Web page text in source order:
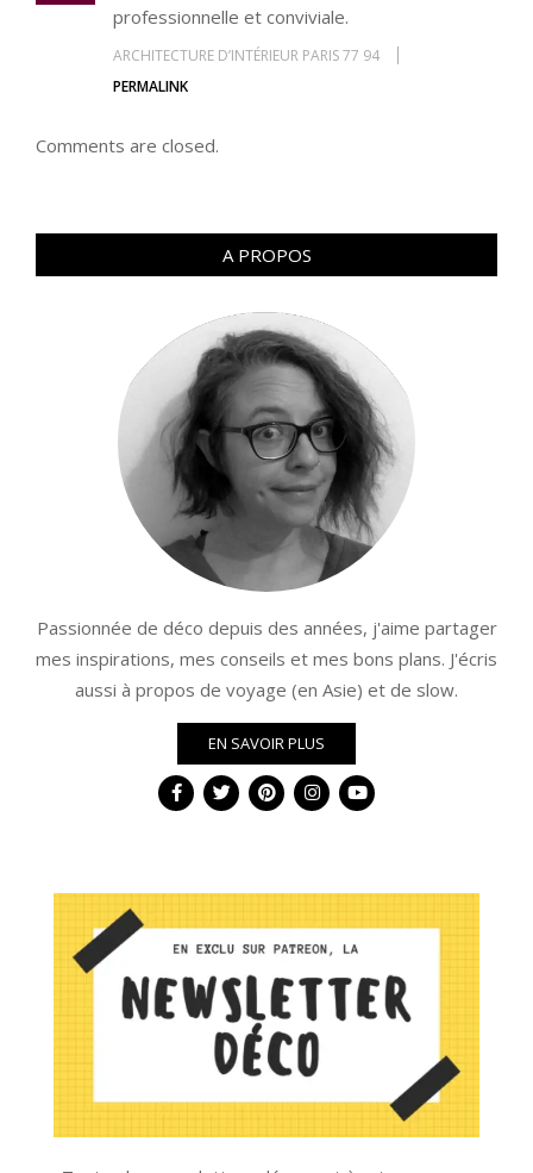
professionnelle et conviviale.
ARCHITECTURE D’INTÉRIEUR PARIS 77 94
PERMALINK
Comments are closed.
A PROPOS
Passionnée de déco depuis des années, j'aime partager
mes inspirations, mes conseils et mes bons plans. J'écris
aussi à propos de voyage (en Asie) et de slow.
EN SAVOIR PLUS